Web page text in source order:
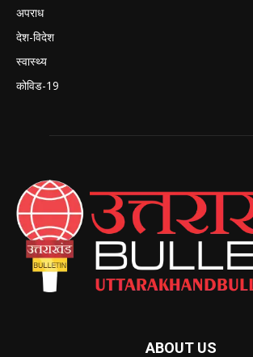
अपराध
देश-विदेश
स्वास्थ्य
कोविड-19
ABOUT US